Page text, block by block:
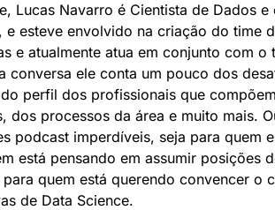
Lucas Navarro é Cientista de Dados
e esteve envolvido na criação do time
e atualmente atua em conjunto com o
conversa ele conta um pouco dos
perfil dos profissionais que
dos processos da área e muito mais.
podcast imperdíveis, seja para quem
está pensando em assumir posições
para quem está querendo convencer o
de Data Science.